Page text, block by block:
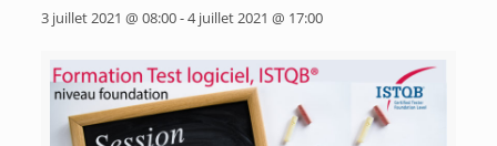
3 juillet 2021 @ 08:00-4 juillet 2021 @ 17:00